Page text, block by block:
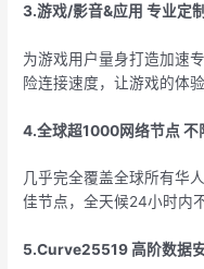
3.游戏/影音&应用 专业定
为游戏用户量身打造加速
险连接速度，让游戏的体
4.全球超1000网络节点 不
几乎完全覆盖全球所有华
佳节点，全天候24小时内
5.Curve25519 高阶数据